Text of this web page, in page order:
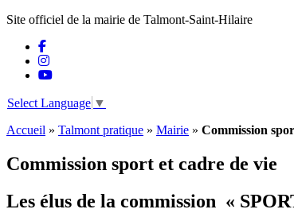
Site officiel de la mairie de Talmont-Saint-Hilaire
Select Language ▼
Accueil » Talmont pratique » Mairie » Commission
Commission sport et cadre de vie
Les élus de la commission «